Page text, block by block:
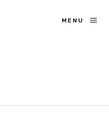
MENU